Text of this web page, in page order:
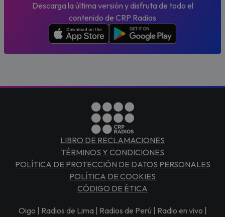
Descarga la última versión y disfruta de todo el
contenido de CRP Radios
LIBRO DE RECLAMACIONES
TÉRMINOS Y CONDICIONES
POLÍTICA DE PROTECCIÓN DE DATOS PERSONALES
POLÍTICA DE COOKIES
CÓDIGO DE ÉTICA
Oigo | Radios de Lima | Radios de Perú | Radio en vivo |